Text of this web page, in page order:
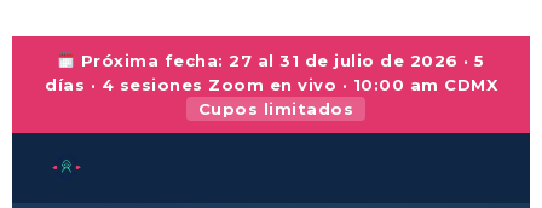
Próxima fecha: 27 al 31 de julio de 2026 · 5
días · 4 sesiones Zoom en vivo · 10:00 am CDMX
Cupos limitados